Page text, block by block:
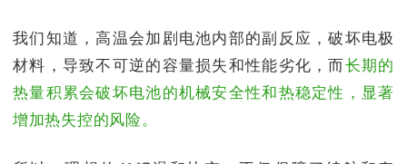
我们知道，高温会加剧电池内部的副反应，破坏电极
材料，导致不可逆的容量损失和性能劣化，而 长期的
热量积累会破坏电池的机械安全性和热稳定性，显著
增加热失控的风险。